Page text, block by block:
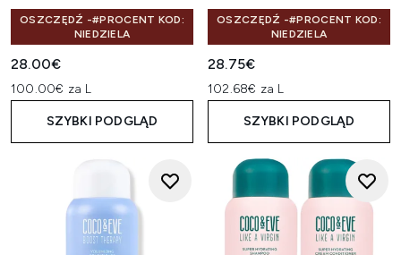
OSZCZĘDŹ -#PROCENT KOD:
NIEDZIELA
28.00€
100.00€ za L
SZYBKI PODGLĄD
OSZCZĘDŹ -#PROCENT KOD:
NIEDZIELA
28.75€
102.68€ za L
SZYBKI PODGLĄD